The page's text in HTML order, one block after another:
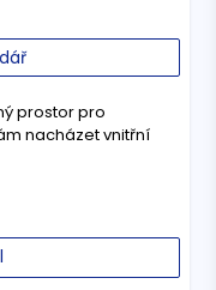
prostor pro
nacházet vnitřní